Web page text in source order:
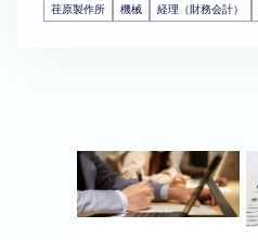
荏原製作所 機械 経理（財務会計）